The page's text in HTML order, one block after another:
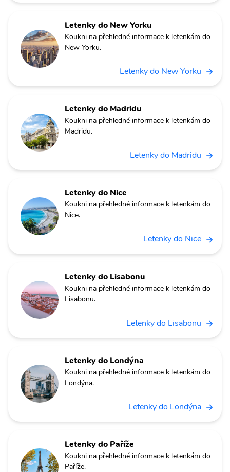
Letenky do New Yorku
Koukni na přehledné informace k letenkám do
New Yorku.
Letenky do New Yorku
Letenky do Madridu
Koukni na přehledné informace k letenkám do
Madridu.
Letenky do Madridu
Letenky do Nice
Koukni na přehledné informace k letenkám do
Nice.
Letenky do Nice
Letenky do Lisabonu
Koukni na přehledné informace k letenkám do
Lisabonu.
Letenky do Lisabonu
Letenky do Londýna
Koukni na přehledné informace k letenkám do
Londýna.
Letenky do Londýna
Letenky do Paříže
Koukni na přehledné informace k letenkám do
Paříže.